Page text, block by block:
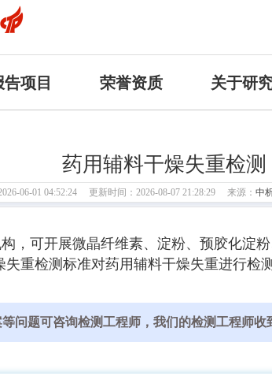
告项目 荣誉资质 关于研
药用辅料干燥失重检测
06-01 04:52:24 更新时间：2026-08-07 21:28:29 来源： 中
，可开展微晶纤维素、淀粉、预胶化淀
重检测标准对药用辅料干燥失重进行检
问题可咨询检测工程师，我们的检测工程师